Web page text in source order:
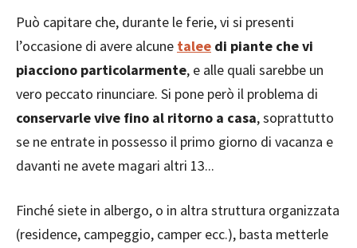
Può capitare che, durante le ferie, vi si presenti
l’occasione di avere alcune talee di piante che vi
piacciono particolarmente, e alle quali sarebbe un
vero peccato rinunciare. Si pone però il problema di
conservarle vive fino al ritorno a casa, soprattutto
se ne entrate in possesso il primo giorno di vacanza e
davanti ne avete magari altri 13...
Finché siete in albergo, o in altra struttura organizzata
(residence, campeggio, camper ecc.), basta metterle